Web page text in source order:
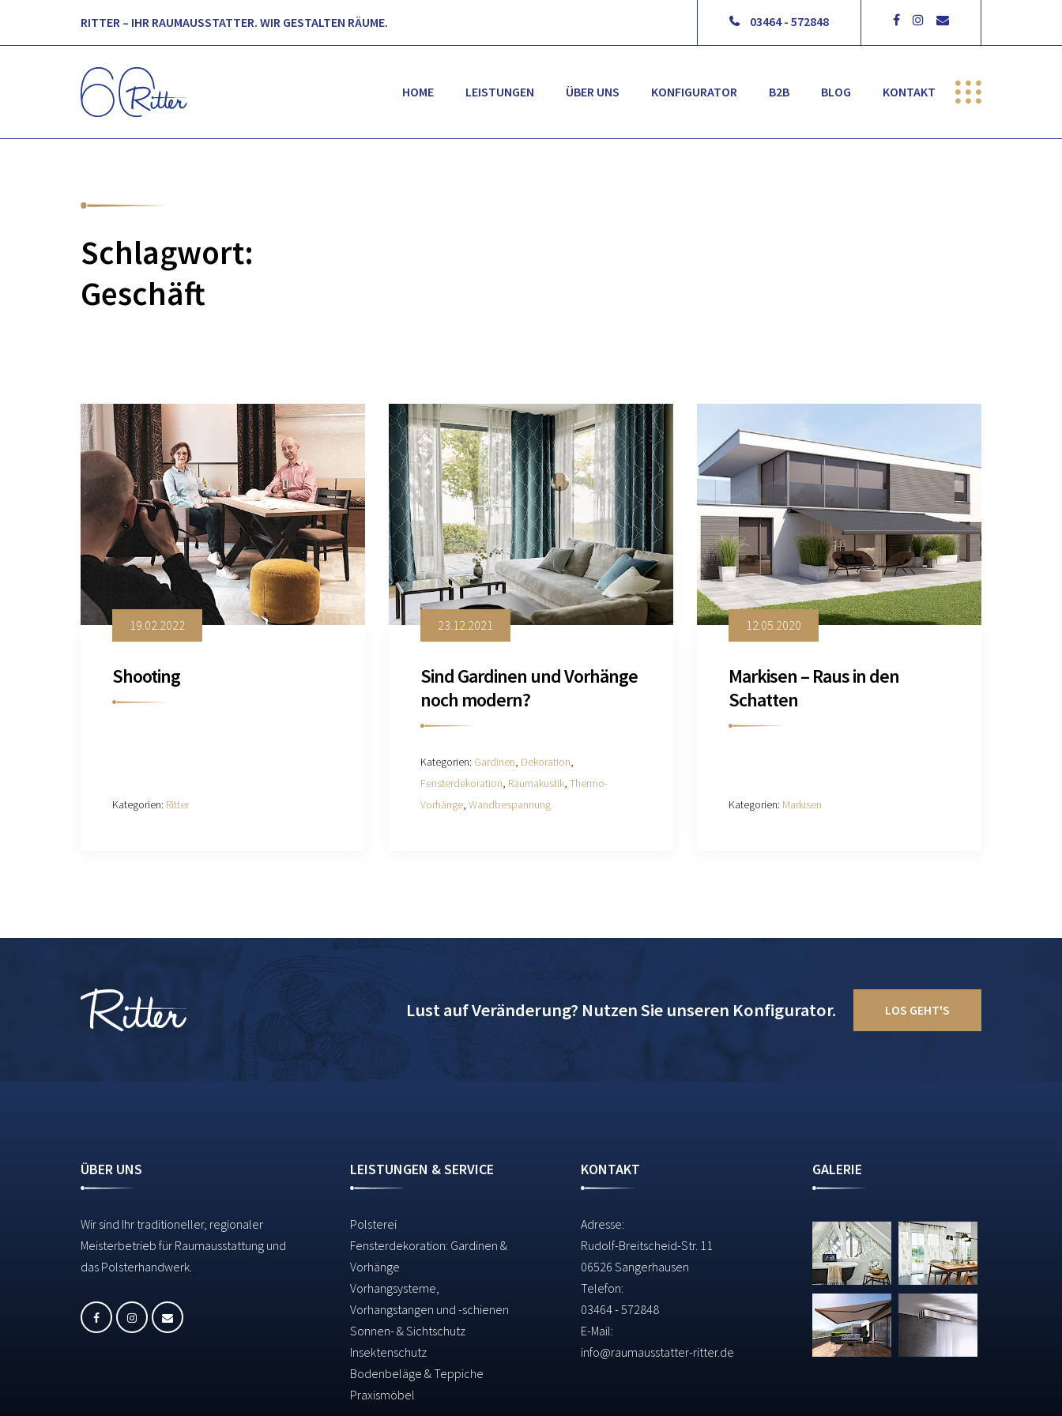
RITTER – IHR RAUMAUSSTATTER. WIR GESTALTEN RÄUME. 03464 - 572848
HOME LEISTUNGEN ÜBER UNS KONFIGURATOR B2B BLOG KONTAKT
Schlagwort:
Geschäft
19.02.2022
Shooting
Kategorien: Ritter
23.12.2021
Sind Gardinen und Vorhänge
noch modern?
Kategorien: Gardinen, Dekoration,
Fensterdekoration, Raumakustik, Thermo-
Vorhänge, Wandbespannung
12.05.2020
Markisen – Raus in den
Schatten
Kategorien: Markisen
Lust auf Veränderung? Nutzen Sie unseren Konfigurator. LOS GEHT'S
ÜBER UNS
Wir sind Ihr traditioneller, regionaler
Meisterbetrieb für Raumausstattung und
das Polsterhandwerk.
LEISTUNGEN & SERVICE
Polsterei
Fensterdekoration: Gardinen &
Vorhänge
Vorhangsysteme,
Vorhangstangen und -schienen
Sonnen- & Sichtschutz
Insektenschutz
Bodenbeläge & Teppiche
Praxismöbel
KONTAKT
Adresse:
Rudolf-Breitscheid-Str. 11
06526 Sangerhausen
Telefon:
03464 - 572848
E-Mail:
info@raumausstatter-ritter.de
GALERIE